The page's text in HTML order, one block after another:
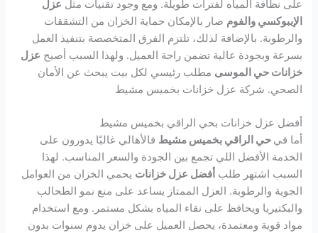
على نظافة المياه لفترات طويلة. ومع وجود تقنيات مثل عزل
الإيبوكسي والفوم صار بالإمكان حماية الخزان من التشققات
والرطوبة. بالإضافة لذلك، تلتزم الفرق المتخصصة بتنفيذ العمل
بسرعة وبجودة عالية تضمن راحة العميل. ولهذا السبب أصبح عزل
خزانات حي الموسى مطلب رئيسي لكل بيت يبحث عن الأمان
الصحي. شركة عزل خزانات بخميس مشيط
أفضل عزل خزانات بحي الراقي بخميس مشيط
أما في حي الراقي بخميس مشيط فالأهالي غالبًا يدورون على
الخدمة الأفضل اللي تجمع بين الجودة والسعر المناسب. لهذا
السبب اشتهر طلب أفضل عزل خزانات يحمي الخزان من العوامل
الجوية والرطوبة. العزل الممتاز يساعد على منع نمو الطحالب
والبكتيريا ويحافظ على نقاء المياه بشكل مستمر. ومع استخدام
مواد قوية ومعتمدة، يحصل العميل على خزان يدوم سنوات بدون